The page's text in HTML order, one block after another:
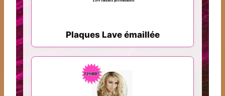
Plaques Lave émaillée